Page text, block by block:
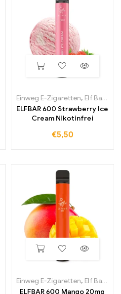
Einweg E-Zigaretten, Elf Bar 600
ELFBAR 600 Strawberry Ice
Cream Nikotinfrei
€5,50
Einweg E-Zigaretten, Elf Bar 600
ELFBAR 600 Mango 20mg